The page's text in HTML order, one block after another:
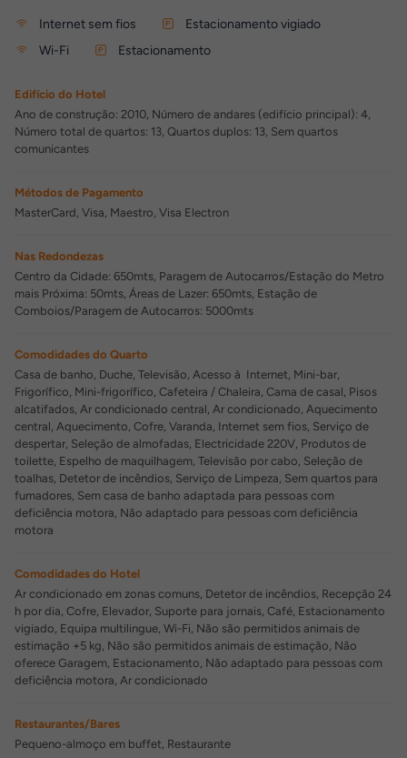
Internet sem fios
Estacionamento vigiado
Wi-Fi
Estacionamento
Edifício do Hotel
Ano de construção: 2010, Número de andares (edifício principal): 4,
Número total de quartos: 13, Quartos duplos: 13, Sem quartos
comunicantes
Métodos de Pagamento
MasterCard, Visa, Maestro, Visa Electron
Nas Redondezas
Centro da Cidade: 650mts, Paragem de Autocarros/Estação do Metro
mais Próxima: 50mts, Áreas de Lazer: 650mts, Estação de
Comboios/Paragem de Autocarros: 5000mts
Comodidades do Quarto
Casa de banho, Duche, Televisão, Acesso à Internet, Mini-bar,
Frigorífico, Mini-frigorífico, Cafeteira / Chaleira, Cama de casal, Pisos
alcatifados, Ar condicionado central, Ar condicionado, Aquecimento
central, Aquecimento, Cofre, Varanda, Internet sem fios, Serviço de
despertar, Seleção de almofadas, Electricidade 220V, Produtos de
toilette, Espelho de maquilhagem, Televisão por cabo, Seleção de
toalhas, Detetor de incêndios, Serviço de Limpeza, Sem quartos para
fumadores, Sem casa de banho adaptada para pessoas com
deficiência motora, Não adaptado para pessoas com deficiência
motora
Comodidades do Hotel
Ar condicionado em zonas comuns, Detetor de incêndios, Recepção 24
h por dia, Cofre, Elevador, Suporte para jornais, Café, Estacionamento
vigiado, Equipa multilingue, Wi-Fi, Não são permitidos animais de
estimação +5 kg, Não são permitidos animais de estimação, Não
oferece Garagem, Estacionamento, Não adaptado para pessoas com
deficiência motora, Ar condicionado
Restaurantes/Bares
Pequeno-almoço em buffet, Restaurante